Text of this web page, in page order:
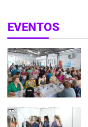
EVENTOS